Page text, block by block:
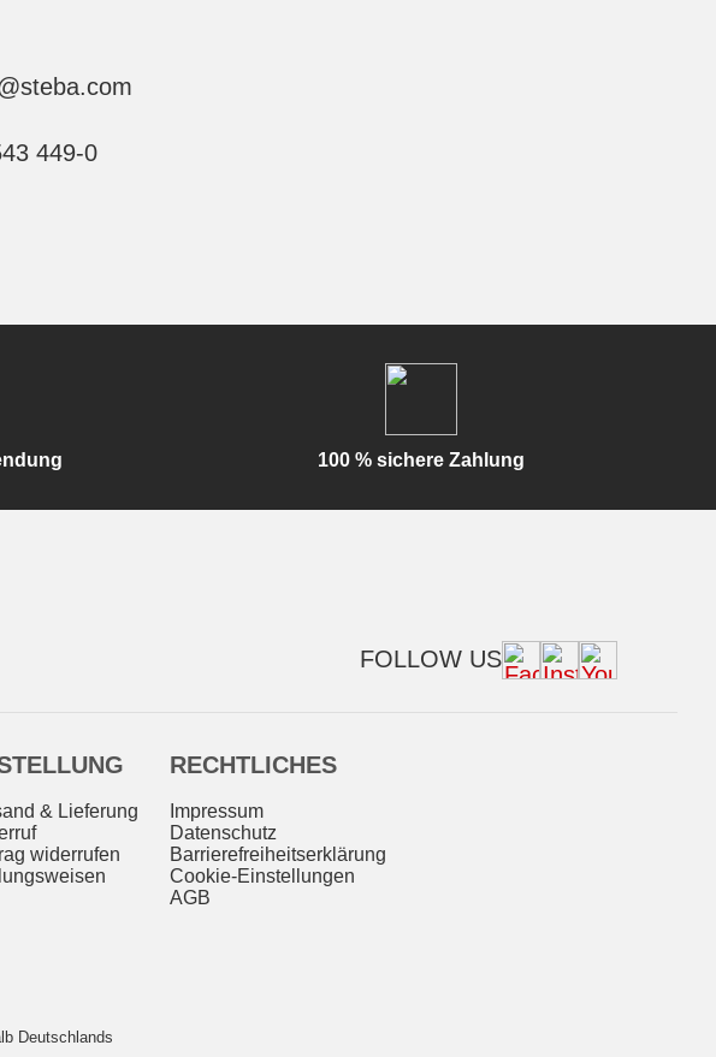
449-0
100 % sichere Zahlung
FOLLOW US
& Lieferung
widerrufen
RECHTLICHES
Impressum
Datenschutz
Barrierefreiheitserklärung
Cookie-Einstellungen
AGB
Deutschlands